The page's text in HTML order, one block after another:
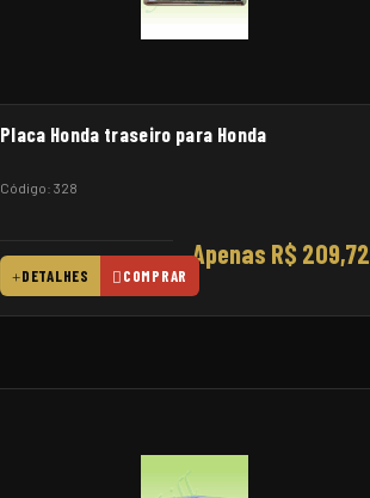
Placa Honda traseiro para Honda
Código: 328
Apenas R$ 209,72
DETALHES COMPRAR